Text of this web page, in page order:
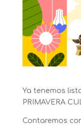
Ya tenemos
PRIMAVERA
Contaremos